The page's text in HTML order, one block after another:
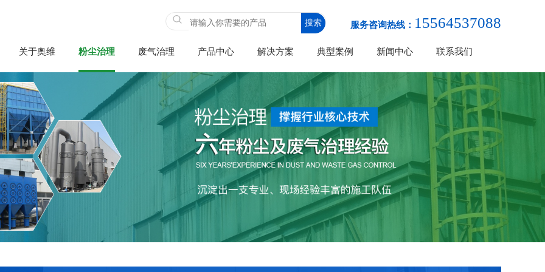
服务咨询热线： 15564537088
关于奥维 粉尘治理 废气治理 产品中心 解决方案 典型案例 新闻中心 联系我们